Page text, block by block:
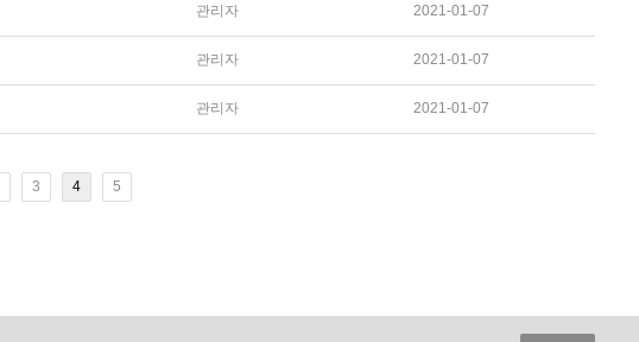
관리자 2021-01-07
관리자 2021-01-07
관리자 2021-01-07
3 4 5